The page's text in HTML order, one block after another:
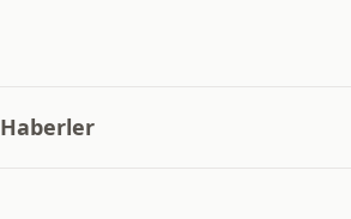
Haberler